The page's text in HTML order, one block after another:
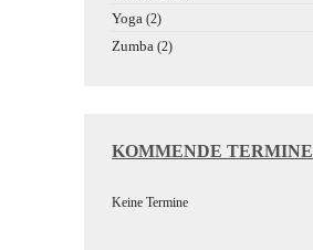
Yoga (2)
Zumba (2)
KOMMENDE TERMINE
Keine Termine